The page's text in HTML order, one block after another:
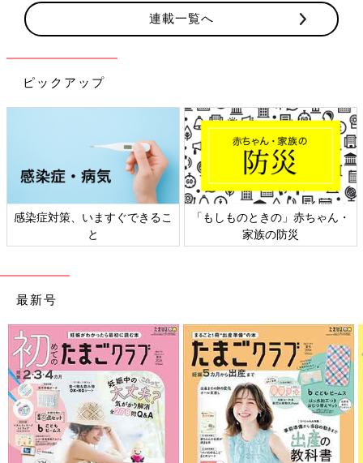
連載一覧へ
ピックアップ
、いますぐできるこ
「もしものときの」赤ちゃん・
日本外来
最新号